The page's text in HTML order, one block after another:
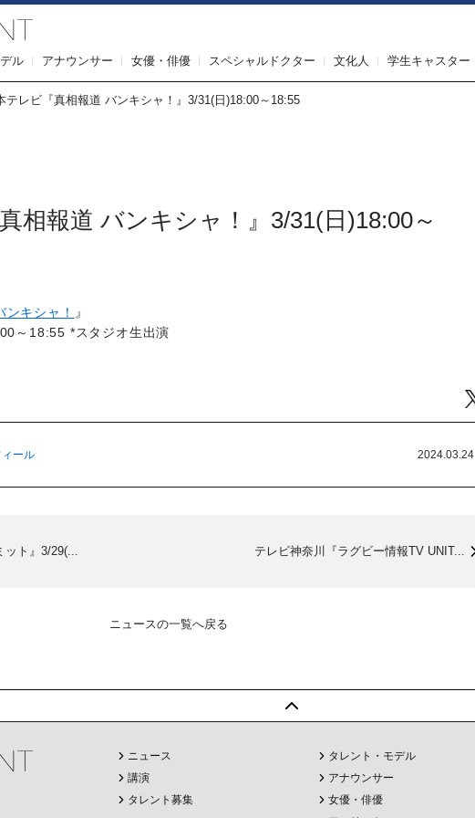
ル アナウンサー 女優・俳優 スペシャルドクター 文化人 学生キャスター
テレビ『真相報道 バンキシャ！』3/31(日)18:00～18:55
相報道 バンキシャ！』3/31(日)18:00～
キシャ！
』
～18:55 *スタジオ生出演
ール 2024.03.24
ット』3/29(... テレビ神奈川『ラグビー情報TV UNIT...
ニュースの一覧へ戻る
ニュース
講演
タレント募集
タレント・モデル
アナウンサー
女優・俳優